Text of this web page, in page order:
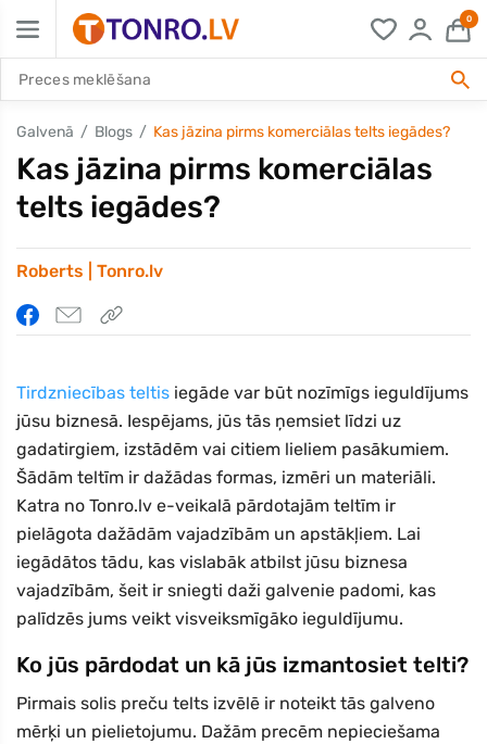
0
Galvenā Blogs Kas jāzina pirms komerciālas telts iegādes?
Kas jāzina pirms komerciālas
telts iegādes?
Roberts | Tonro.lv
Tirdzniecības teltis iegāde var būt nozīmīgs ieguldījums
jūsu biznesā. Iespējams, jūs tās ņemsiet līdzi uz
gadatirgiem, izstādēm vai citiem lieliem pasākumiem.
Šādām teltīm ir dažādas formas, izmēri un materiāli.
Katra no Tonro.lv e-veikalā pārdotajām teltīm ir
pielāgota dažādām vajadzībām un apstākļiem. Lai
iegādātos tādu, kas vislabāk atbilst jūsu biznesa
vajadzībām, šeit ir sniegti daži galvenie padomi, kas
palīdzēs jums veikt visveiksmīgāko ieguldījumu.
Ko jūs pārdodat un kā jūs izmantosiet telti?
Pirmais solis preču telts izvēlē ir noteikt tās galveno
mērķi un pielietojumu. Dažām precēm nepieciešama